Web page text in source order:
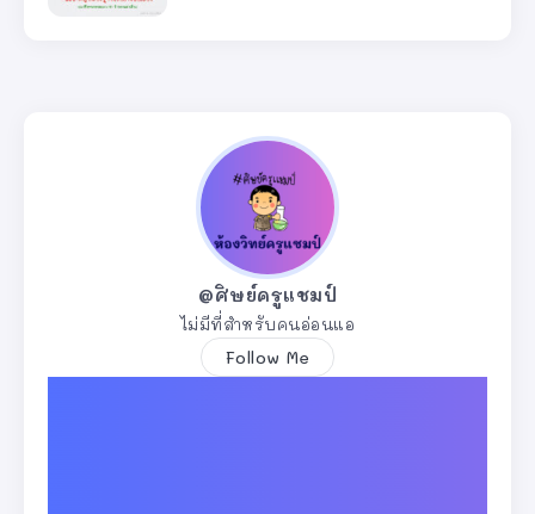
@ศิษย์ครูแชมป์
ไม่มีที่สำหรับคนอ่อนแอ
Follow Me